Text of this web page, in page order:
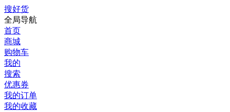
搜好货
全局导航
首页
商城
购物车
我的
搜索
优惠券
我的订单
我的收藏